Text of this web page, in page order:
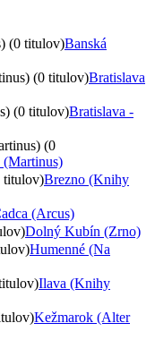
(0 titulov)Banská
(0 titulov)Bratislava
(0 titulov)Bratislava -
(0
(Martinus)
titulov)Brezno (Knihy
(Arcus)
Dolný Kubín (Zrno)
Humenné (Na
Ilava (Knihy
Kežmarok (Alter